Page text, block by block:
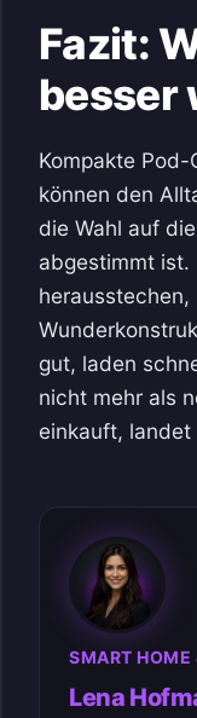
Fazit:
besser
Kompakte
können den
die Wahl auf
abgestimmt ist.
herausstechen,
gut, laden
nicht mehr als
einkauft,
SMART HOME
Lena